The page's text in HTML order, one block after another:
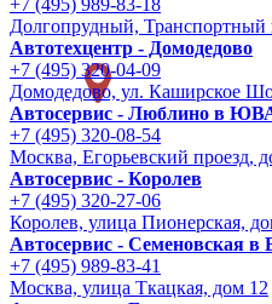
+7 (495) 989-83-18
Долгопрудный, Транспортный
Автотехцентр - Домодедово
+7 (495) 320-04-09
Домодедово, ул. Каширское
Автосервис - Люблино в
+7 (495) 320-08-54
Москва, Егорьевский проезд,
Автосервис - Королев
+7 (495) 320-27-06
Королев, улица Пионерская,
Автосервис - Семеновская в
+7 (495) 989-83-41
Москва, улица Ткацкая, дом 12